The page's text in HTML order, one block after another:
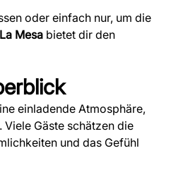
oder einfach nur, um die
La Mesa bietet dir den
einladende Atmosphäre,
Gäste schätzen die
und das Gefühl